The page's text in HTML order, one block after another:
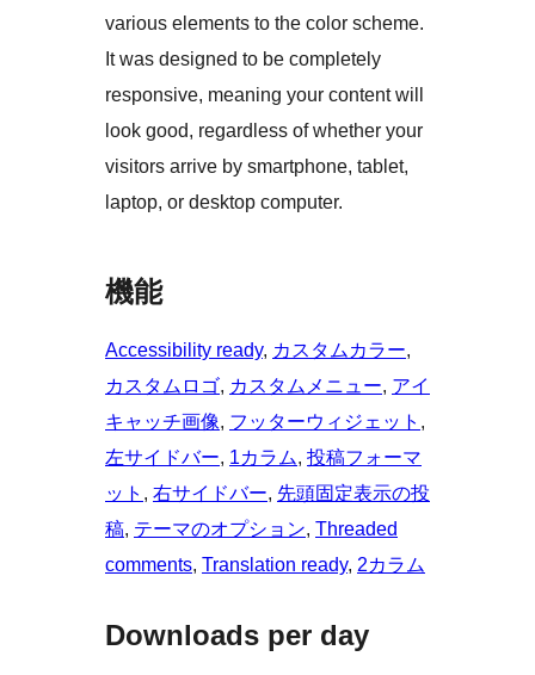
various elements to the color scheme.
It was designed to be completely
responsive, meaning your content will
look good, regardless of whether your
visitors arrive by smartphone, tablet,
laptop, or desktop computer.
機能
Accessibility ready, カスタムカラー
カスタムロゴ, カスタムメニュー, アイ
キャッチ画像, フッターウィジェット
左サイドバー, 1カラム, 投稿フォーマ
ット , 右サイドバー, 先頭固定表示の投
稿, テーマのオプション, Threaded
comments, Translation ready, 2カラム
Downloads per day